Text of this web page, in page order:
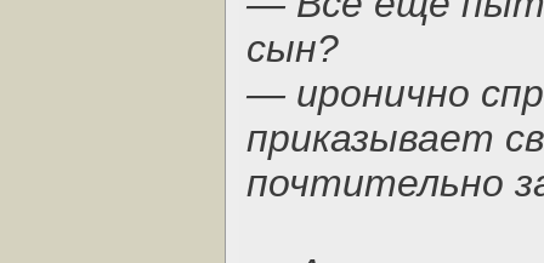
сын?
— иронично
приказывает
почтительно